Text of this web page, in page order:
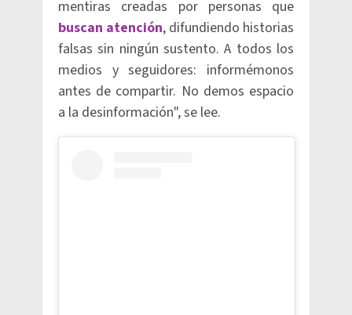
mentiras creadas por personas que
buscan atención, difundiendo historias
falsas sin ningún sustento. A todos los
medios y seguidores: informémonos
antes de compartir. No demos espacio
a la desinformación", se lee.